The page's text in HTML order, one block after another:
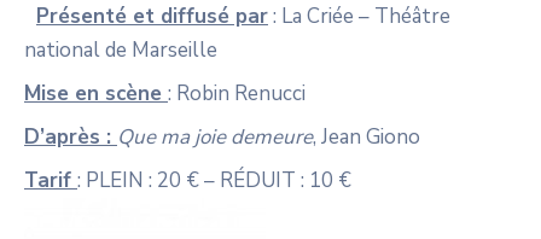
Présenté et diffusé par: La Criée – Théâtre
national de Marseille
Mise en scène : Robin Renucci
D’après : Que ma joie demeure, Jean Giono
Tarif : PLEIN : 20 € – RÉDUIT : 10 €